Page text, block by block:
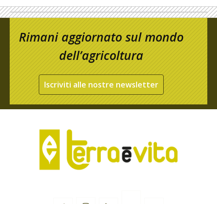
Rimani aggiornato sul mondo
dell’agricoltura
Iscriviti alle nostre newsletter